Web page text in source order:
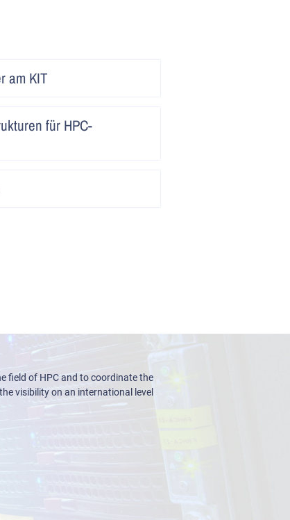
am KIT
für HPC-
field of HPC and to coordinate the
visibility on an international level